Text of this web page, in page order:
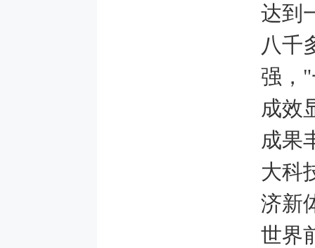
达到
八千
强，
成效
成果
大科
济新
世界